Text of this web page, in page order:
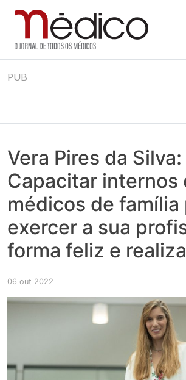
to
Jornal Médico
Médico – O Jornal de Todos os
realmente contam! Tudo o que se passa na
PUB
Vera Pires da Silva:
Capacitar internos
médicos de família
exercer a sua
forma feliz e
06 out 2022